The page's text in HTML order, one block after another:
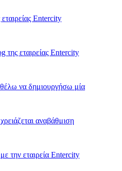
Entercity
εταιρείας Entercity
να δημιουργήσω μία
αναβάθμιση
την εταιρεία Entercity